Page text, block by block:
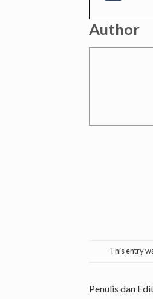
Author
This entry
Penulis dan